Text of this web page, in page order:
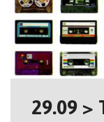
29.09 >